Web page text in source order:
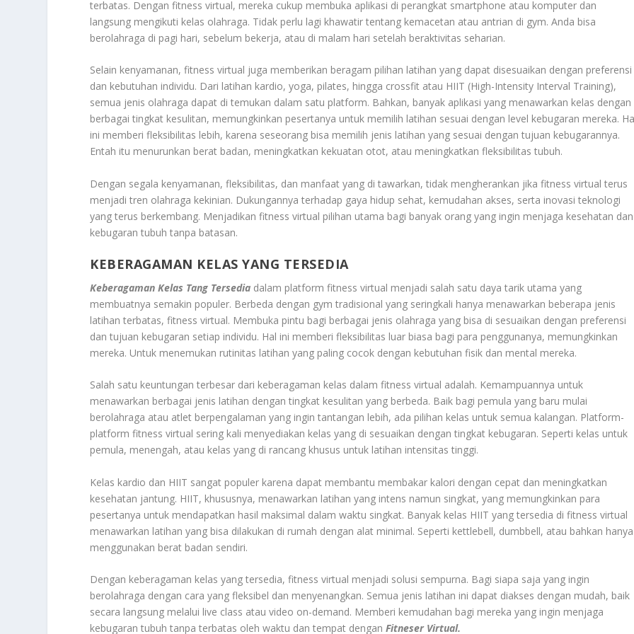
terbatas. Dengan fitness virtual, mereka cukup membuka aplikasi di perangkat smartphone atau komputer dan
langsung mengikuti kelas olahraga. Tidak perlu lagi khawatir tentang kemacetan atau antrian di gym. Anda bisa
berolahraga di pagi hari, sebelum bekerja, atau di malam hari setelah beraktivitas seharian.
Selain kenyamanan, fitness virtual juga memberikan beragam pilihan latihan yang dapat disesuaikan dengan preferensi
dan kebutuhan individu. Dari latihan kardio, yoga, pilates, hingga crossfit atau HIIT (High-Intensity Interval Training),
semua jenis olahraga dapat di temukan dalam satu platform. Bahkan, banyak aplikasi yang menawarkan kelas dengan
berbagai tingkat kesulitan, memungkinkan pesertanya untuk memilih latihan sesuai dengan level kebugaran mereka.
ini memberi fleksibilitas lebih, karena seseorang bisa memilih jenis latihan yang sesuai dengan tujuan kebugarannya.
Entah itu menurunkan berat badan, meningkatkan kekuatan otot, atau meningkatkan fleksibilitas tubuh.
Dengan segala kenyamanan, fleksibilitas, dan manfaat yang di tawarkan, tidak mengherankan jika fitness virtual terus
menjadi tren olahraga kekinian. Dukungannya terhadap gaya hidup sehat, kemudahan akses, serta inovasi teknologi
yang terus berkembang. Menjadikan fitness virtual pilihan utama bagi banyak orang yang ingin menjaga kesehatan dan
kebugaran tubuh tanpa batasan.
KEBERAGAMAN KELAS YANG TERSEDIA
Keberagaman Kelas Tang Tersedia dalam platform fitness virtual menjadi salah satu daya tarik utama yang
membuatnya semakin populer. Berbeda dengan gym tradisional yang seringkali hanya menawarkan beberapa jenis
latihan terbatas, fitness virtual. Membuka pintu bagi berbagai jenis olahraga yang bisa di sesuaikan dengan preferensi
dan tujuan kebugaran setiap individu. Hal ini memberi fleksibilitas luar biasa bagi para penggunanya, memungkinkan
mereka. Untuk menemukan rutinitas latihan yang paling cocok dengan kebutuhan fisik dan mental mereka.
Salah satu keuntungan terbesar dari keberagaman kelas dalam fitness virtual adalah. Kemampuannya untuk
menawarkan berbagai jenis latihan dengan tingkat kesulitan yang berbeda. Baik bagi pemula yang baru mulai
berolahraga atau atlet berpengalaman yang ingin tantangan lebih, ada pilihan kelas untuk semua kalangan. Platform-
platform fitness virtual sering kali menyediakan kelas yang di sesuaikan dengan tingkat kebugaran. Seperti kelas untuk
pemula, menengah, atau kelas yang di rancang khusus untuk latihan intensitas tinggi.
Kelas kardio dan HIIT sangat populer karena dapat membantu membakar kalori dengan cepat dan meningkatkan
kesehatan jantung. HIIT, khususnya, menawarkan latihan yang intens namun singkat, yang memungkinkan para
pesertanya untuk mendapatkan hasil maksimal dalam waktu singkat. Banyak kelas HIIT yang tersedia di fitness virtual
menawarkan latihan yang bisa dilakukan di rumah dengan alat minimal. Seperti kettlebell, dumbbell, atau bahkan hanya
menggunakan berat badan sendiri.
Dengan keberagaman kelas yang tersedia, fitness virtual menjadi solusi sempurna. Bagi siapa saja yang ingin
berolahraga dengan cara yang fleksibel dan menyenangkan. Semua jenis latihan ini dapat diakses dengan mudah, baik
secara langsung melalui live class atau video on-demand. Memberi kemudahan bagi mereka yang ingin menjaga
kebugaran tubuh tanpa terbatas oleh waktu dan tempat denganFitneser Virtual.